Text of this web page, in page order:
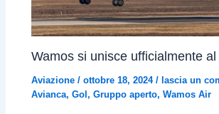
Wamos si unisce ufficialmente
Aviazione /ottobre 18, 2024/ lascia un
Avianca,Gol,Gruppo aperto,Wamos Air